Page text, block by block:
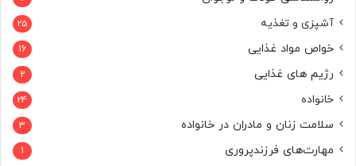
آشپزی و تغذیه 25
خواص مواد غذایی 16
رژیم های غذایی 2
خانواده 24
سلامت زنان و مادران در خانواده 3
مهارت‌های فرزندپروری 1